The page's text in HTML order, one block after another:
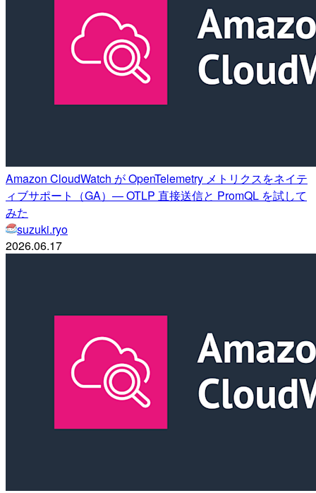
Amazon CloudWatch が OpenTelemetry メトリクスをネイテ
ィブサポート（GA）— OTLP 直接送信と PromQL を試して
みた
suzuki.ryo
2026.06.17